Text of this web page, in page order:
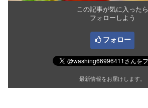
この記事が気に入ったら
フォローしよう
フォロー
最新情報をお届けします。